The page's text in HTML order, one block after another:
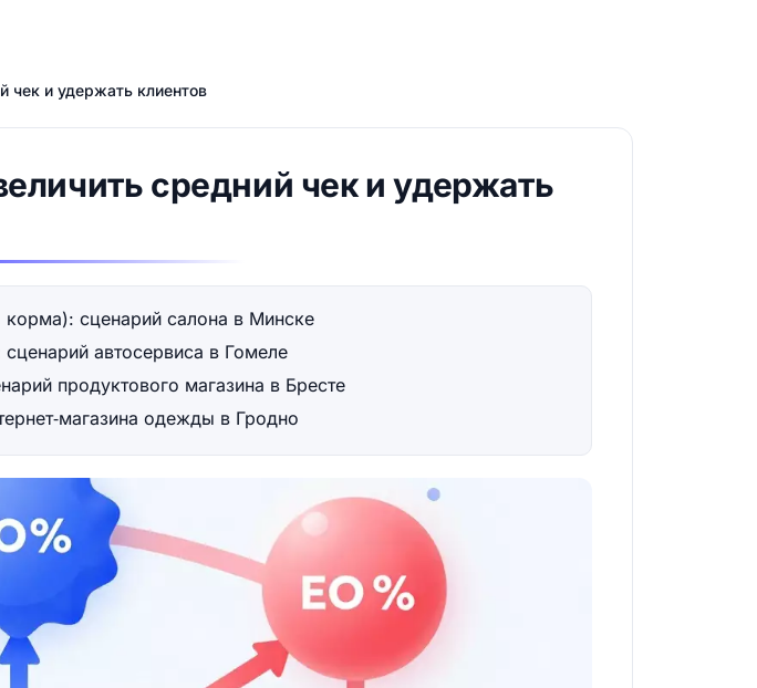
чек и удержать клиентов
средний чек и удержать
сценарий салона в Минске
автосервиса в Гомеле
продуктового магазина в Бресте
одежды в Гродно